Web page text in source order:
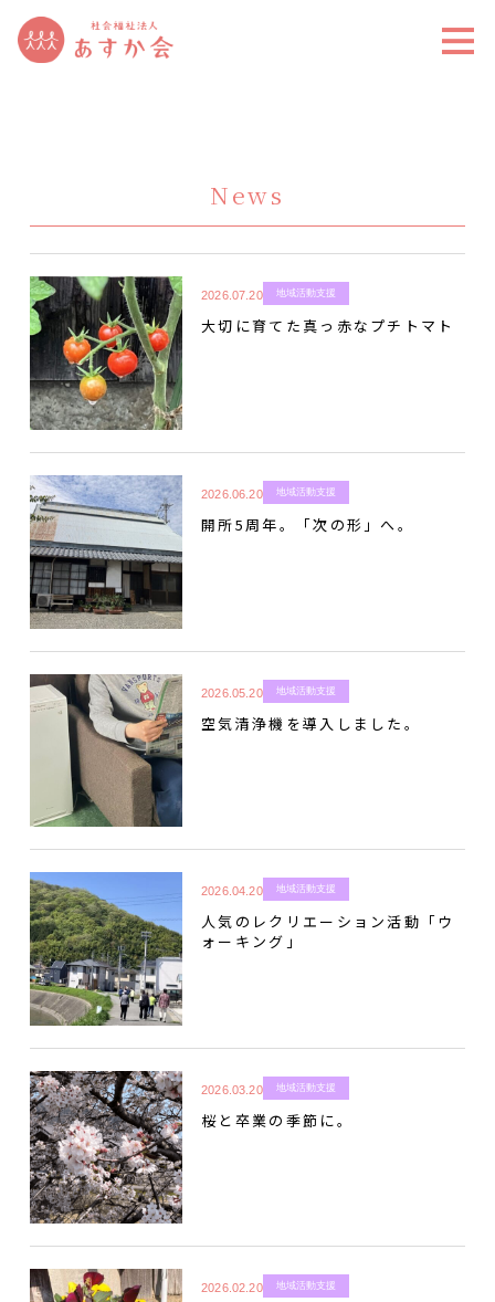
News
2026.07.20 地域活動支援
大切に育てた真っ赤なプチトマト
2026.06.20 地域活動支援
開所5周年。「次の形」へ。
2026.05.20 地域活動支援
空気清浄機を導入しました。
2026.04.20 地域活動支援
人気のレクリエーション活動「ウ
ォーキング」
2026.03.20 地域活動支援
桜と卒業の季節に。
2026.02.20 地域活動支援